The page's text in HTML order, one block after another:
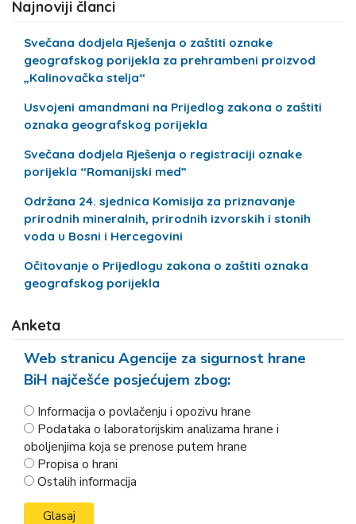
Najnoviji članci
Svečana dodjela Rješenja o zaštiti oznake
geografskog porijekla za prehrambeni proizvod
„Kalinovačka stelja“
Usvojeni amandmani na Prijedlog zakona o zaštiti
oznaka geografskog porijekla
Svečana dodjela Rješenja o registraciji oznake
porijekla “Romanijski med”
Održana 24. sjednica Komisija za priznavanje
prirodnih mineralnih, prirodnih izvorskih i stonih
voda u Bosni i Hercegovini
Očitovanje o Prijedlogu zakona o zaštiti oznaka
geografskog porijekla
Anketa
Web stranicu Agencije za sigurnost hrane
BiH najčešće posjećujem zbog:
Informacija o povlačenju i opozivu hrane
Podataka o laboratorijskim analizama hrane i
oboljenjima koja se prenose putem hrane
Propisa o hrani
Ostalih informacija